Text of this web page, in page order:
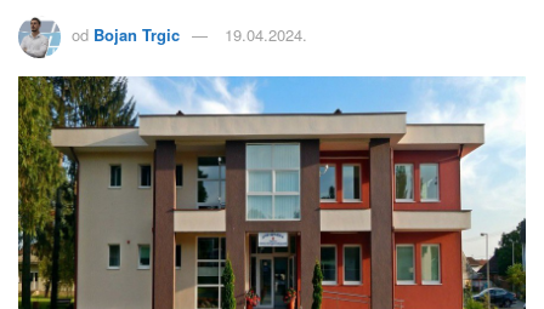
od Bojan Trgic 19.04.2024.